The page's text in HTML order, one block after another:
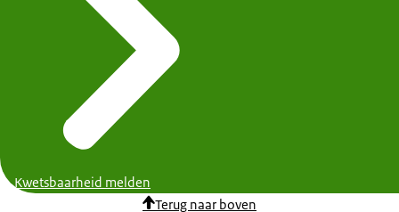
Kwetsbaarheid melden
Terug naar boven